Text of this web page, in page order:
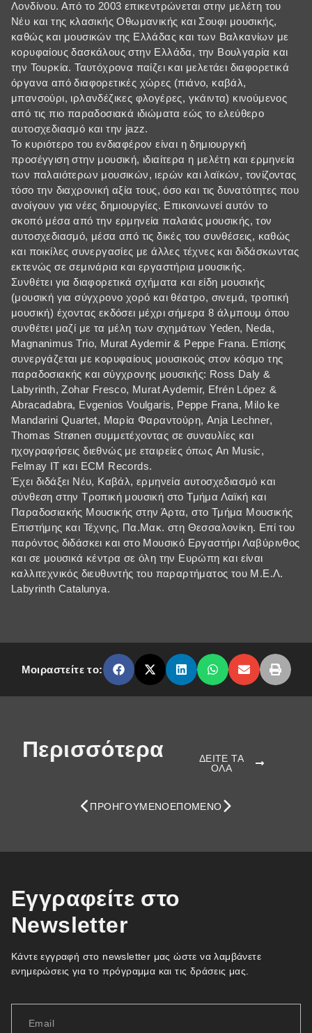
Λονδίνου. Από το 2003 επικεντρώνεται στην μελέτη του
Νέυ και της κλασικής Οθωμανικής και Σουφι μουσικής,
καθώς και μουσικών της Ελλάδας και των Βαλκανίων με
κορυφαίους δασκάλους στην Ελλάδα, την Βουλγαρία και
την Τουρκία. Ταυτόχρονα παίζει και μελετάει διαφορετικά
όργανα από διαφορετικές χώρες (πιάνο, καβάλ,
μπανσούρι, ιρλανδέζικες φλογέρες, γκάιντα) κινούμενος
από τις πιο παραδοσιακά ιδιώματα εώς το ελεύθερο
αυτοσχεδιασμό και την jazz.
Το κυριότερο του ενδιαφέρον είναι η δημιουργκή
προσέγγιση στην μουσική, ιδιαίτερα η μελέτη και ερμηνεία
των παλαιότερων μουσικών, ιερών και λαϊκών, τονίζοντας
τόσο την διαχρονική αξία τους, όσο και τις δυνατότητες που
ανοίγουν για νέες δημιουργίες. Επικοινωνεί αυτόν το
σκοπό μέσα από την ερμηνεία παλαιάς μουσικής, τον
αυτοσχεδιασμό, μέσα από τις δικές του συνθέσεις, καθώς
και ποικίλες συνεργασίες με άλλες τέχνες και διδάσκωντας
εκτενώς σε σεμινάρια και εργαστήρια μουσικής.
Συνθέτει για διαφορετικά σχήματα και είδη μουσικής
(μουσική για σύγχρονο χορό και θέατρο, σινεμά, τροπική
μουσική) έχοντας εκδόσει μέχρι σήμερα 8 άλμπουμ όπου
συνθέτει μαζί με τα μέλη των σχημάτων Yeden, Neda,
Magnanimus Trio, Murat Aydemir & Peppe Frana. Επίσης
συνεργάζεται με κορυφαίους μουσικούς στον κόσμο της
παραδοσιακής και σύγχρονης μουσικής: Ross Daly &
Labyrinth, Zohar Fresco, Murat Aydemir, Efrén López &
Abracadabra, Evgenios Voulgaris, Peppe Frana, Milo ke
Mandarini Quartet, Μαρία Φαραντούρη, Anja Lechner,
Thomas Strønen συμμετέχοντας σε συναυλίες και
ηχογραφήσεις διεθνώς με εταιρείες όπως An Music,
Felmay IT και ECM Records.
Έχει διδάξει Νέυ, Καβάλ, ερμηνεία αυτοσχεδιασμό και
σύνθεση στην Τροπική μουσική στο Τμήμα Λαϊκή και
Παραδοσιακής Μουσικής στην Άρτα, στο Τμήμα Μουσικής
Επιστήμης και Τέχνης, Πα.Μακ. στη Θεσσαλονίκη. Επί του
παρόντος διδάσκει και στο Μουσικό Εργαστήρι Λαβύρινθος
και σε μουσικά κέντρα σε όλη την Ευρώπη και είναι
καλλιτεχνικός διευθυντής του παραρτήματος του Μ.Ε.Λ.
Labyrinth Catalunya.
Μοιραστείτε το:
Περισσότερα
ΔΕΙΤΕ ΤΑ
ΟΛΑ
ΠΡΟΗΓΟΎΜΕΝΟΕΠΌΜΕΝΟ
Εγγραφείτε στο
Newsletter
Κάντε εγγραφή στο newsletter μας ώστε να λαμβάνετε
ενημερώσεις για το πρόγραμμα και τις δράσεις μας.